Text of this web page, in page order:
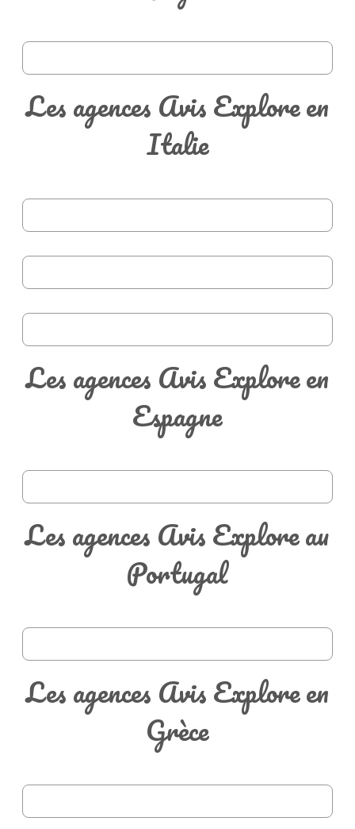
Les agences Avis Explore en
Italie
Les agences Avis Explore en
Espagne
Les agences Avis Explore au
Portugal
Les agences Avis Explore en
Grèce